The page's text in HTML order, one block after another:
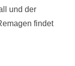
und der
findet